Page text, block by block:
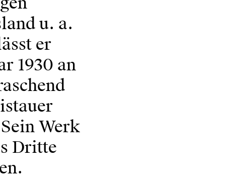
u. a.
er
1930 an
Werk
Dritte